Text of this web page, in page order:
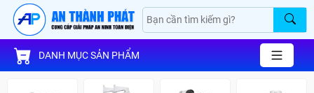
DANH MỤC SẢN PHẨM